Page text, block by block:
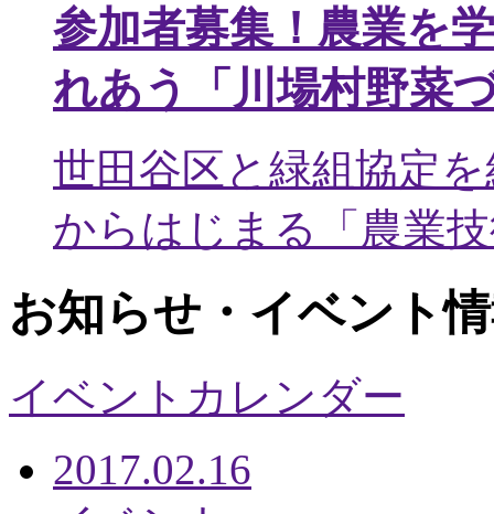
参加者募集！農業を
れあう「川場村野菜
世田谷区と緑組協定
からはじまる「農業
お知らせ・イベント
イベントカレンダー
2017.02.16